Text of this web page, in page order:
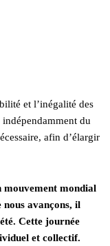
et l’inégalité des
du
afin d’élargir
mouvement mondial
avançons, il
Cette journée
et collectif.